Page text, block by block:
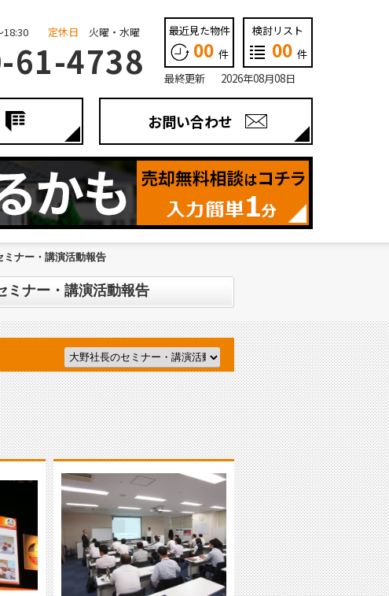
定休日 火曜・水曜
61-4738
最近見た物件
00 件
検討リスト
00 件
最終更新 2026年08月08日
お問い合わせ
ナー・講演活動報告
ミナー・講演活動報告